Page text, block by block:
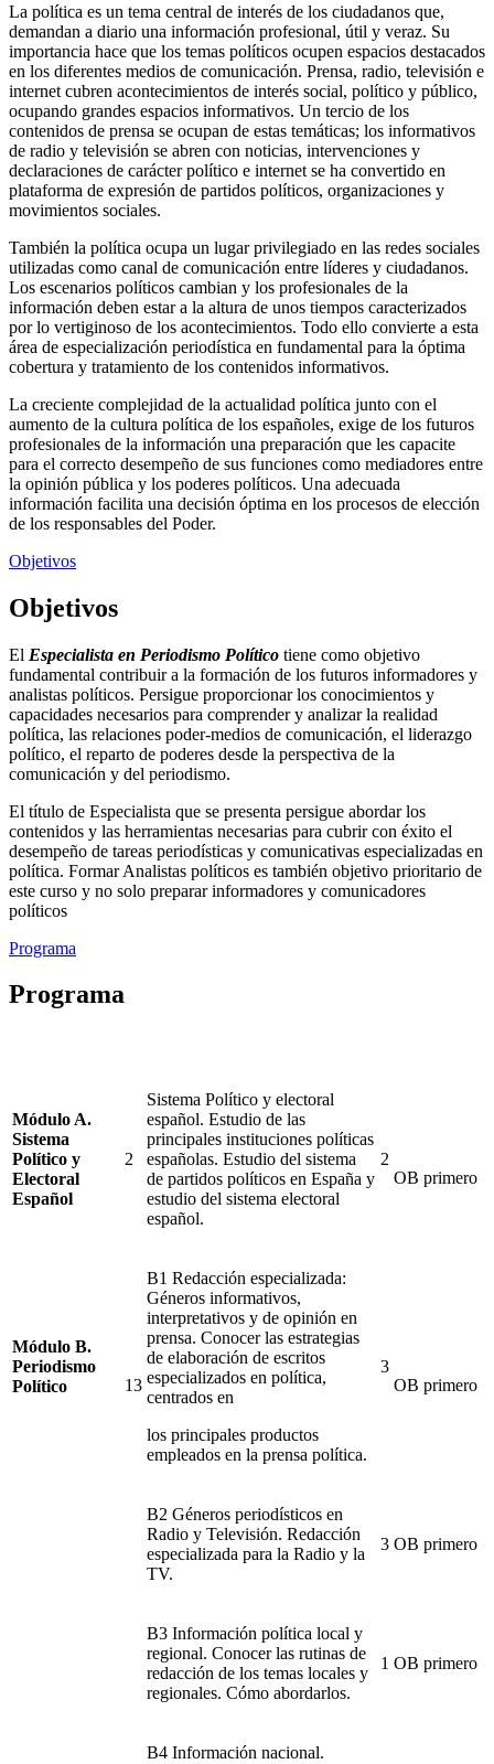
La política es un tema central de interés de los ciudadanos que,
demandan a diario una información profesional, útil y veraz. Su
importancia hace que los temas políticos ocupen espacios destacados
en los diferentes medios de comunicación. Prensa, radio, televisión e
internet cubren acontecimientos de interés social, político y público,
ocupando grandes espacios informativos. Un tercio de los
contenidos de prensa se ocupan de estas temáticas; los informativos
de radio y televisión se abren con noticias, intervenciones y
declaraciones de carácter político e internet se ha convertido en
plataforma de expresión de partidos políticos, organizaciones y
movimientos sociales.
También la política ocupa un lugar privilegiado en las redes sociales
utilizadas como canal de comunicación entre líderes y ciudadanos.
Los escenarios políticos cambian y los profesionales de la
información deben estar a la altura de unos tiempos caracterizados
por lo vertiginoso de los acontecimientos. Todo ello convierte a esta
área de especialización periodística en fundamental para la óptima
cobertura y tratamiento de los contenidos informativos.
La creciente complejidad de la actualidad política junto con el
aumento de la cultura política de los españoles, exige de los futuros
profesionales de la información una preparación que les capacite
para el correcto desempeño de sus funciones como mediadores entre
la opinión pública y los poderes políticos. Una adecuada
información facilita una decisión óptima en los procesos de elección
de los responsables del Poder.
Objetivos
Objetivos
El Especialista en Periodismo Político tiene como objetivo
fundamental contribuir a la formación de los futuros informadores y
analistas políticos. Persigue proporcionar los conocimientos y
capacidades necesarios para comprender y analizar la realidad
política, las relaciones poder-medios de comunicación, el liderazgo
político, el reparto de poderes desde la perspectiva de la
comunicación y del periodismo.
El título de Especialista que se presenta persigue abordar los
contenidos y las herramientas necesarias para cubrir con éxito el
desempeño de tareas periodísticas y comunicativas especializadas en
política. Formar Analistas políticos es también objetivo prioritario de
este curso y no solo preparar informadores y comunicadores
políticos
Programa
Programa
Módulo A.
Sistema
Político y
Electoral
Español
2
Sistema Político y electoral
español. Estudio de las
principales instituciones políticas
españolas. Estudio del sistema
de partidos políticos en España y
estudio del sistema electoral
español.
2
OB primero
Módulo B.
Periodismo
Político
13
B1 Redacción especializada:
Géneros informativos,
interpretativos y de opinión en
prensa. Conocer las estrategias
de elaboración de escritos
especializados en política,
centrados en
los principales productos
empleados en la prensa política.
3
OB primero
B2 Géneros periodísticos en
Radio y Televisión. Redacción
especializada para la Radio y la
TV.
3 OB primero
B3 Información política local y
regional. Conocer las rutinas de
redacción de los temas locales y
regionales. Cómo abordarlos.
1 OB primero
B4 Información nacional.